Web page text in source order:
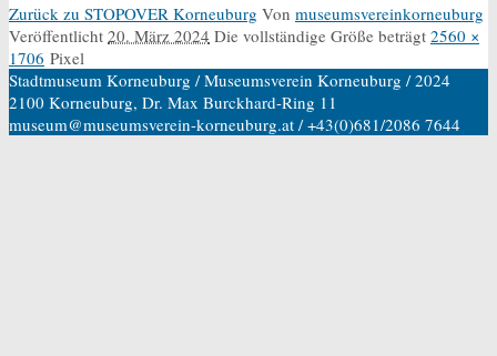
Zurück zu STOPOVER Korneuburg Von museumsvereinkorneuburg
Veröffentlicht 20. März 2024 Die vollständige Größe beträgt 2560 ×
1706 Pixel
Stadtmuseum Korneuburg / Museumsverein Korneuburg / 2024
2100 Korneuburg, Dr. Max Burckhard-Ring 11
museum@museumsverein-korneuburg.at / +43(0)681/2086 7644